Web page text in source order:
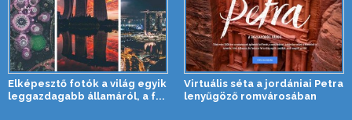
Elképesztő fotók a világ egyik
leggazdagabb államáról, a f...
Virtuális séta a jordániai Petra
lenyűgöző romvárosában